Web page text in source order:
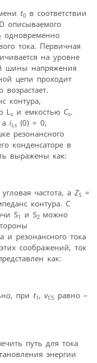
t0 в соответствии
описываемого
одновременно
тока. Первичная
на уровне
шины напряжения
цепи проходит
контура,
L s и емкостью Cs.
iLs (0) = 0,
резонансного
конденсаторе в
выражены как:
частота, а ZS =
контура. С
S1 и S2 можно
и резонансного тока
соображений, ток
как:
при t1 , vCS равно –
путь для тока
энергии